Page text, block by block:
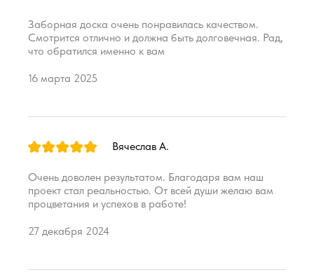
Заборная доска очень понравилась качеством.
Смотрится отлично и должна быть долговечная. Рад,
что обратился именно к вам
16 марта 2025
Вячеслав А.
Очень доволен результатом. Благодаря вам наш
проект стал реальностью. От всей души желаю вам
процветания и успехов в работе!
27 декабря 2024